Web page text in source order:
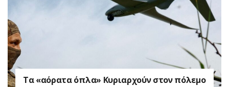
Τα «αόρατα όπλα» Κυριαρχούν στον πόλεμο